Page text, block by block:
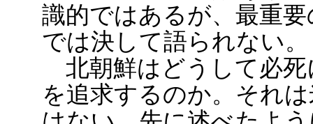
識的ではあるが、最重
では決して語られない。
北朝鮮はどうして必死
を追求するのか。それ